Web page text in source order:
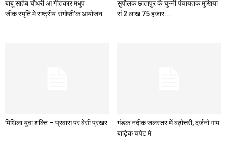
बाबू साहेब चौधरी आ गीतकार मधुप
जीक स्मृति मे राष्ट्रीय संगोष्ठी’क आयोजन
सुपौलक छातापुर कें चुन्नी पंचायतक मुखिया
सं 2 लाख 75 हजार...
मिथिला युवा शक्ति – प्रवास पर बेसी प्रखर
गंडक नदीक जलस्तर में बढ़ोत्तरी, दर्जनो गाम
बाढ़िक चपेट मे